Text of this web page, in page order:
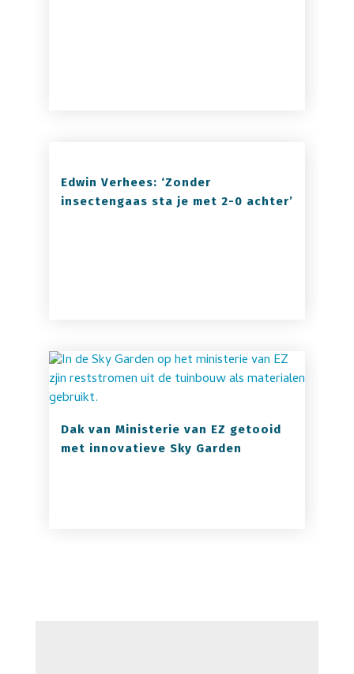
Edwin Verhees: ‘Zonder
insectengaas sta je met 2-0 achter’
Dak van Ministerie van EZ getooid
met innovatieve Sky Garden